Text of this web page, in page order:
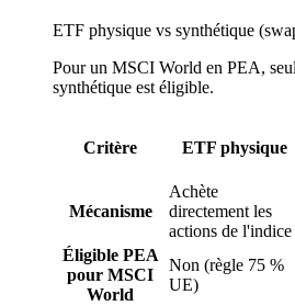
ETF physique vs synthétique
Pour un MSCI World en PEA,
synthétique est éligible.
Critère ETF physique
Mécanisme
Achète
directement les
actions de l'indice
Éligible PEA
pour MSCI
World
Non (règle 75 %
UE)